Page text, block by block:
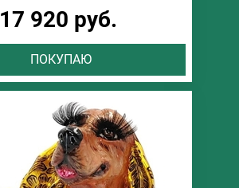
17 920 руб.
ПОКУПАЮ